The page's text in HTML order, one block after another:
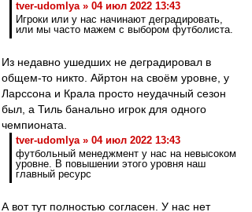
tver-udomlya » 04 июл 2022 13:43
Игроки или у нас начинают деградировать,
или мы часто мажем с выбором футболиста.
Из недавно ушедших не деградировал в
общем-то никто. Айртон на своём уровне, у
Ларссона и Крала просто неудачный сезон
был, а Тиль банально игрок для одного
чемпионата.
tver-udomlya » 04 июл 2022 13:43
футбольный менеджмент у нас на невысоком
уровне. В повышении этого уровня наш
главный ресурс
А вот тут полностью согласен. У нас нет